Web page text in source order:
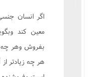
اگر انسان
معين کند
بفروش وهر چه
هر چه زيادتر